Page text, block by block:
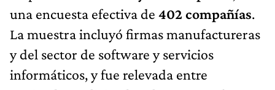
una encuesta efectiva de 402 compañías.
La muestra incluyó firmas manufactureras
y del sector de software y servicios
informáticos, y fue relevada entre